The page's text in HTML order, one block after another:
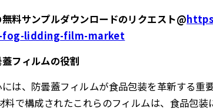
料サンプルダウンロードのリクエスト@
fog-lidding-film-market
フィルムの役割
は、防曇蓋フィルムが食品包装を革新する重
料で構成されたこれらのフィルムは、食品包